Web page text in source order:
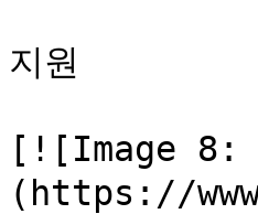
지원
[![Image 8:
(https://